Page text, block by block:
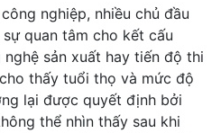
nghiệp, nhiều chủ đầu
quan tâm cho kết cấu
sản xuất hay tiến độ thi
thấy tuổi thọ và mức độ
lại được quyết định bởi
thể nhìn thấy sau khi